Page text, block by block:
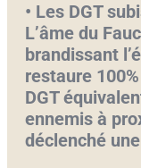
• Les DGT
L’âme du
brandissant
restaure
DGT
ennemis à
déclenché